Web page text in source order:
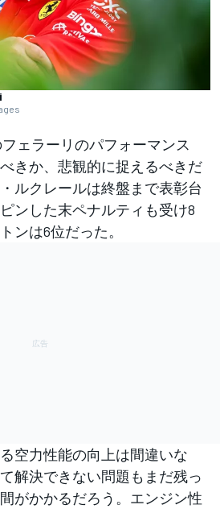
ェラーリのパフォーマンス
きか、悲観的に捉えるべきだ
ルクレールは終盤まで表彰台
ンした末ペナルティも受け8
ンは6位だった。
空力性能の向上は間違いな
解決できない問題もまだ残っ
がかかるだろう。エンジン性